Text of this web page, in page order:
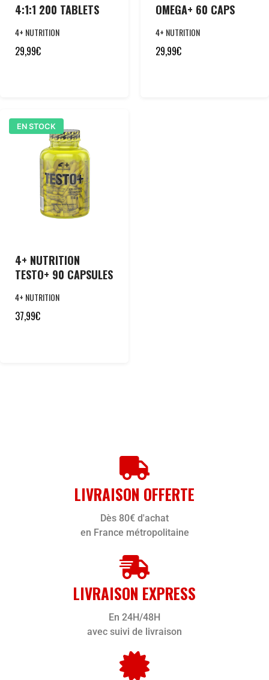
4:1:1 200 TABLETS
4+ NUTRITION
29,99€
OMEGA+ 60 CAPS
4+ NUTRITION
29,99€
EN STOCK
4+ NUTRITION
TESTO+ 90 CAPSULES
4+ NUTRITION
37,99€
LIVRAISON OFFERTE
Dès 80€ d'achat
en France métropolitaine
LIVRAISON EXPRESS
En 24H/48H
avec suivi de livraison